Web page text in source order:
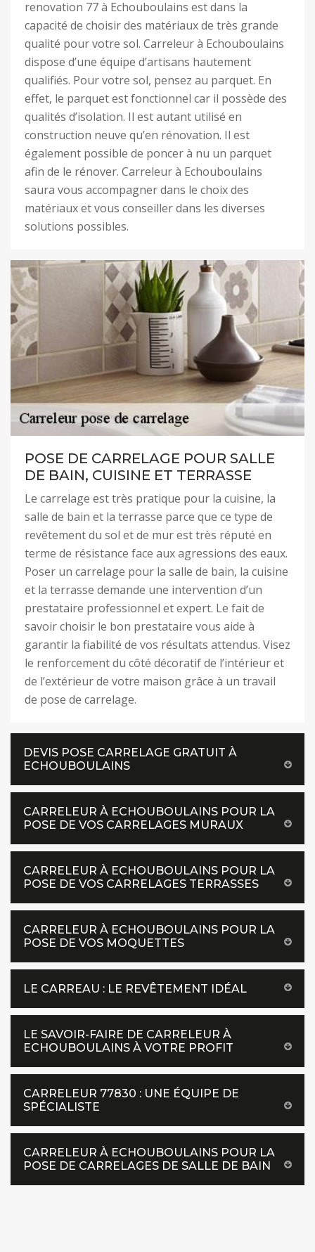
renovation 77 à Echouboulains est dans la
capacité de choisir des matériaux de très grande
qualité pour votre sol. Carreleur à Echouboulains
dispose d’une équipe d’artisans hautement
qualifiés. Pour votre sol, pensez au parquet. En
effet, le parquet est fonctionnel car il possède des
qualités d’isolation. Il est autant utilisé en
construction neuve qu’en rénovation. Il est
également possible de poncer à nu un parquet
afin de le rénover. Carreleur à Echouboulains
saura vous accompagner dans le choix des
matériaux et vous conseiller dans les diverses
solutions possibles.
POSE DE CARRELAGE POUR SALLE
DE BAIN, CUISINE ET TERRASSE
Le carrelage est très pratique pour la cuisine, la
salle de bain et la terrasse parce que ce type de
revêtement du sol et de mur est très réputé en
terme de résistance face aux agressions des eaux.
Poser un carrelage pour la salle de bain, la cuisine
et la terrasse demande une intervention d’un
prestataire professionnel et expert. Le fait de
savoir choisir le bon prestataire vous aide à
garantir la fiabilité de vos résultats attendus. Visez
le renforcement du côté décoratif de l’intérieur et
de l’extérieur de votre maison grâce à un travail
de pose de carrelage.
DEVIS POSE CARRELAGE GRATUIT À
ECHOUBOULAINS
CARRELEUR À ECHOUBOULAINS POUR LA
POSE DE VOS CARRELAGES MURAUX
CARRELEUR À ECHOUBOULAINS POUR LA
POSE DE VOS CARRELAGES TERRASSES
CARRELEUR À ECHOUBOULAINS POUR LA
POSE DE VOS MOQUETTES
LE CARREAU : LE REVÊTEMENT IDÉAL
LE SAVOIR-FAIRE DE CARRELEUR À
ECHOUBOULAINS À VOTRE PROFIT
CARRELEUR 77830 : UNE ÉQUIPE DE
SPÉCIALISTE
CARRELEUR À ECHOUBOULAINS POUR LA
POSE DE CARRELAGES DE SALLE DE BAIN